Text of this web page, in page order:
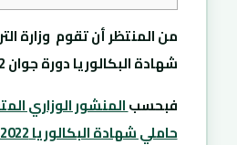
من المنتظر أن تقوم وزارة
شهادة البكالوريا دورة جوان 2022 يوم 15 جويلية 2022.
فبحسبالمنشور الوزاري